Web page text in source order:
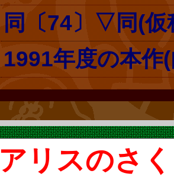
同〔74〕▽同(仮
1991年度の本作
アリスのさ